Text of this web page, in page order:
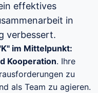
effektives
in
verbessert.
im Mittelpunkt:
Kooperation. Ihre
zu
als Team zu agieren.